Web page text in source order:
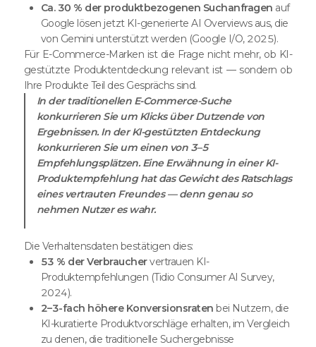
Ca. 30 % der produktbezogenen Suchanfragen auf
Google lösen jetzt KI-generierte AI Overviews aus, die
von Gemini unterstützt werden (Google I/O, 2025).
Für E-Commerce-Marken ist die Frage nicht mehr, ob KI-
gestützte Produktentdeckung relevant ist — sondern ob
Ihre Produkte Teil des Gesprächs sind.
In der traditionellen E-Commerce-Suche
konkurrieren Sie um Klicks über Dutzende von
Ergebnissen. In der KI-gestützten Entdeckung
konkurrieren Sie um einen von 3–5
Empfehlungsplätzen. Eine Erwähnung in einer KI-
Produktempfehlung hat das Gewicht des Ratschlags
eines vertrauten Freundes — denn genau so
nehmen Nutzer es wahr.
Die Verhaltensdaten bestätigen dies:
53 % der Verbrauchervertrauen KI-
Produktempfehlungen (Tidio Consumer AI Survey,
2024).
2–3-fach höhere Konversionsraten bei Nutzern, die
KI-kuratierte Produktvorschläge erhalten, im Vergleich
zu denen, die traditionelle Suchergebnisse